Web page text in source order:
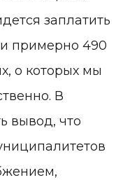
заплатить
примерно 490
о которых мы
В
вывод, что